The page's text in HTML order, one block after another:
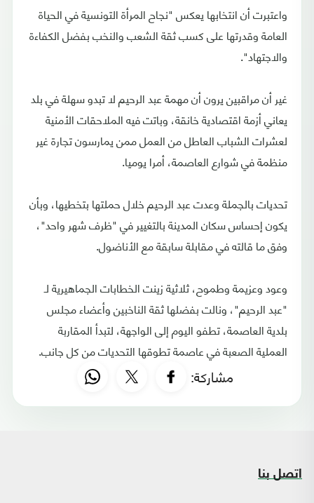
واعتبرت أن انتخابها يعكس "نجاح المرأة التونسية في الحياة
العامة وقدرتها على كسب ثقة الشعب والنخب بفضل الكفاءة
والاجتهاد".
غير أن مراقبين يرون أن مهمة عبد الرحيم لا تبدو سهلة في بلد
يعاني أزمة اقتصادية خانقة، وباتت فيه الملاحقات الأمنية
لعشرات الشباب العاطل من العمل ممن يمارسون تجارة غير
منظمة في شوارع العاصمة، أمرا يوميا.
تحديات بالجملة وعدت عبد الرحيم خلال حملتها بتخطيها، وبأن
يكون إحساس سكان المدينة بالتغيير في "ظرف شهر واحد"،
وفق ما قالته في مقابلة سابقة مع الأناضول.
وعود وعزيمة وطموح، ثلاثية زينت الخطابات الجماهيرية لـ
"عبد الرحيم"، ونالت بفضلها ثقة الناخبين وأعضاء مجلس
بلدية العاصمة، تطفو اليوم إلى الواجهة، لتبدأ المقاربة
العملية الصعبة في عاصمة تطوقها التحديات من كل جانب.
مشاركة:
اتصل بنا